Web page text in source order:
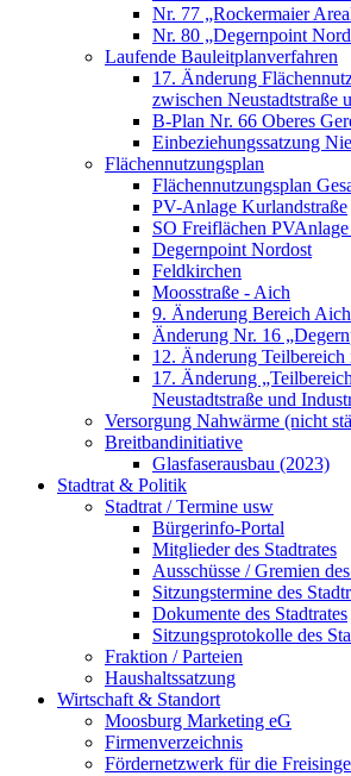
Nr. 77 „Rockermaier
Nr. 80 „Degernpoint
Laufende Bauleitplanverfahren
17. Änderung
zwischen Neustadtstraße
B-Plan Nr. 66 Oberes
Einbeziehungssatzung
Flächennutzungsplan
Flächennutzungsplan
PV-Anlage Kurlandstraße
SO Freiflächen
Degernpoint Nordost
Feldkirchen
Moosstraße - Aich
9. Änderung Bereich
Änderung Nr. 16
12. Änderung
17. Änderung
Neustadtstraße und
Versorgung Nahwärme (nicht
Breitbandinitiative
Glasfaserausbau (2023)
Stadtrat & Politik
Stadtrat / Termine usw
Bürgerinfo-Portal
Mitglieder des Stadtrates
Ausschüsse / Gremien
Sitzungstermine des
Dokumente des Stadtrates
Sitzungsprotokolle des
Fraktion / Parteien
Haushaltssatzung
Wirtschaft & Standort
Moosburg Marketing eG
Firmenverzeichnis
Fördernetzwerk für die